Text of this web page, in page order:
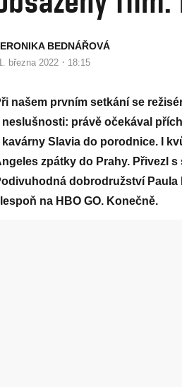
BEDNÁŘOVÁ
března 2022 · 18:15
našem prvním setkání se
neslušnosti: právě očekával
kavárny Slavia do porodnice. I
zpátky do Prahy. Přivezl
dobrodružství Paula
na HBO GO. Konečně.